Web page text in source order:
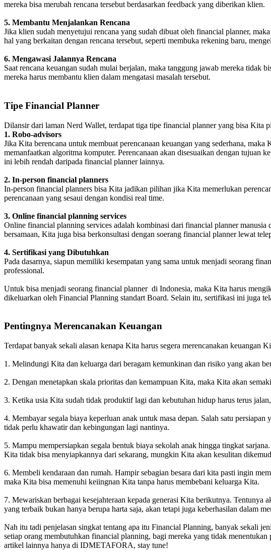
mereka bisa merubah rencana tersebut berdasarkan feedback yang diberikan klien.
5. Membantu Menjalankan Rencana
Jika klien sudah menyetujui rencana yang sudah dibuat oleh financial planner,
hal yang berkaitan dengan rencana tersebut, seperti membuka rekening baru,
6. Mengawasi Jalannya Rencana
Saat rencana keuangan sudah mulai berjalan, maka tanggung jawab mereka tidak
mereka harus membantu klien dalam mengatasi masalah tersebut.
Tipe Financial Planner
Dilansir dari laman Nerd Wallet, terdapat tiga tipe financial planner yang bisa Kita
1. Robo-advisors
Jika Kita berencana untuk membuat perencanaan keuangan yang sederhana,
memanfaatkan algoritma komputer. Perencanaan akan disesuaikan dengan tujuan
ini lebih rendah daripada financial planner lainnya.
2. In-person financial planners
In-person financial planners bisa Kita jadikan pilihan jika Kita memerlukan
perencanaan yang sesaui dengan kondisi real time.
3. Online financial planning services
Online financial planning services adalah kombinasi dari financial planner
bersamaan, Kita juga bisa berkonsultasi dengan soerang financial planner lewat
4. Sertifikasi yang Dibutuhkan
Pada dasarnya, siapun memiliki kesempatan yang sama untuk menjadi seorang
professional.
Untuk bisa menjadi seorang financial planner di Indonesia, maka Kita harus
dikeluarkan oleh Financial Planning standart Board. Selain itu, sertifikasi ini juga
Pentingnya Merencanakan Keuangan
Terdapat banyak sekali alasan kenapa Kita harus segera merencanakan keuangan
1. Melindungi Kita dan keluarga dari beragam kemunkinan dan risiko yang akan
2. Dengan menetapkan skala prioritas dan kemampuan Kita, maka Kita akan
3. Ketika usia Kita sudah tidak produktif lagi dan kebutuhan hidup harus terus
4. Membayar segala biaya keperluan anak untuk masa depan. Salah satu
tidak perlu khawatir dan kebingungan lagi nantinya.
5. Mampu mempersiapkan segala bentuk biaya sekolah anak hingga tingkat
Kita tidak bisa menyiapkannya dari sekarang, mungkin Kita akan kesulitan
6. Membeli kendaraan dan rumah. Hampir sebagian besara dari kita pasti ingin
maka Kita bisa memenuhi keiingnan Kita tanpa harus membebani keluarga Kita.
7. Mewariskan berbagai kesejahteraan kepada generasi Kita berikutnya.
yang terbaik bukan hanya berupa harta saja, akan tetapi juga keberhasilan dalam
Nah itu tadi penjelasan singkat tentang apa itu Financial Planning, banyak sekali
setiap orang membutuhkan financial planning, bagi mereka yang tidak
artikel lainnya hanya di IDMETAFORA, stay tune!